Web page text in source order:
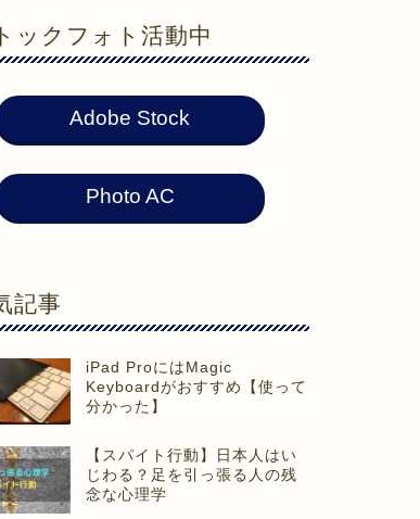
トックフォト活動中
Adobe Stock
Photo AC
記事
iPad ProにはMagic
Keyboardがおすすめ【使って
分かった】
【スパイト行動】日本人はい
じわる？足を引っ張る人の残
念な心理学